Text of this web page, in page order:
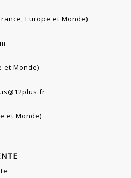
Europe et Monde)
et Monde)
et Monde)